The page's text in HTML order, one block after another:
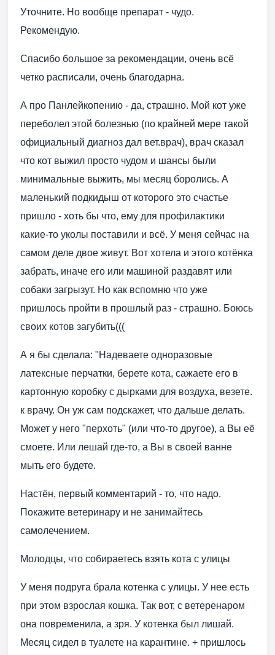
Уточните. Но вообще препарат - чудо.
Рекомендую.
Спасибо большое за рекомендации, очень всё
четко расписали, очень благодарна.
А про Панлейкопению - да, страшно. Мой кот уже
переболел этой болезнью (по крайней мере такой
официальный диагноз дал вет.врач), врач сказал
что кот выжил просто чудом и шансы были
минимальные выжить, мы месяц боролись. А
маленький подкидыш от которого это счастье
пришло - хоть бы что, ему для профилактики
какие-то уколы поставили и всё. У меня сейчас на
самом деле двое живут. Вот хотела и этого котёнка
забрать, иначе его или машиной раздавят или
собаки загрызут. Но как вспомню что уже
пришлось пройти в прошлый раз - страшно. Боюсь
своих котов загубить(((
А я бы сделала: "Надеваете одноразовые
латексные перчатки, берете кота, сажаете его в
картонную коробку с дырками для воздуха, везете.
к врачу. Он уж сам подскажет, что дальше делать.
Может у него "перхоть" (или что-то другое), а Вы её
смоете. Или лешай где-то, а Вы в своей ванне
мыть его будете.
Настён, первый комментарий - то, что надо.
Покажите ветеринару и не занимайтесь
самолечением.
Молодцы, что собираетесь взять кота с улицы
У меня подруга брала котенка с улицы. У нее есть
при этом взрослая кошка. Так вот, с ветеренаром
она повременила, а зря. У котенка был лишай.
Месяц сидел в туалете на карантине. + пришлось